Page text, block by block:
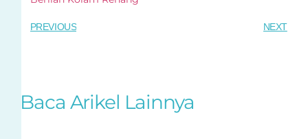
PREVIOUS NEXT
Baca Arikel Lainnya